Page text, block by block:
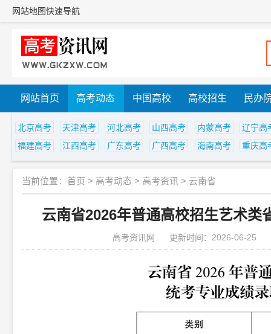
网站地图快速导航
网站首页 高考动态 中国高校 高校招生 民办
北京高考 天津高考 河北高考 山西高考 内蒙高考
辽宁高
福建高考
江西高考 广东高考 广西高考 海南高考 重庆高
当前位置： 首页 > 高考动态 > 高考资讯 > 云南省
云南省2026年普通高校招生艺术类
高考资讯网 更新时间：2026-06-25